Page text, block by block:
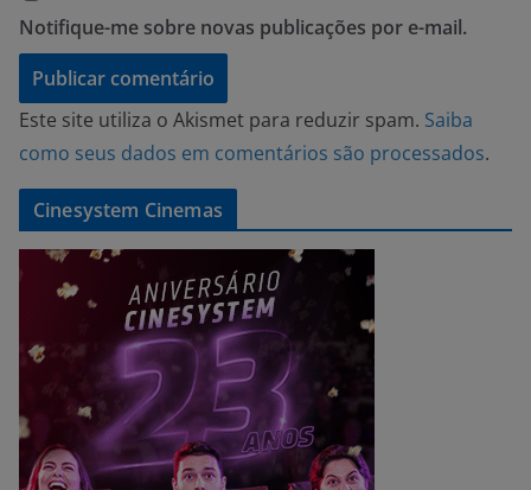
Notifique-me sobre novas publicações por e-mail.
Este site utiliza o Akismet para reduzir spam. Saiba
como seus dados em comentários são processados.
Cinesystem Cinemas